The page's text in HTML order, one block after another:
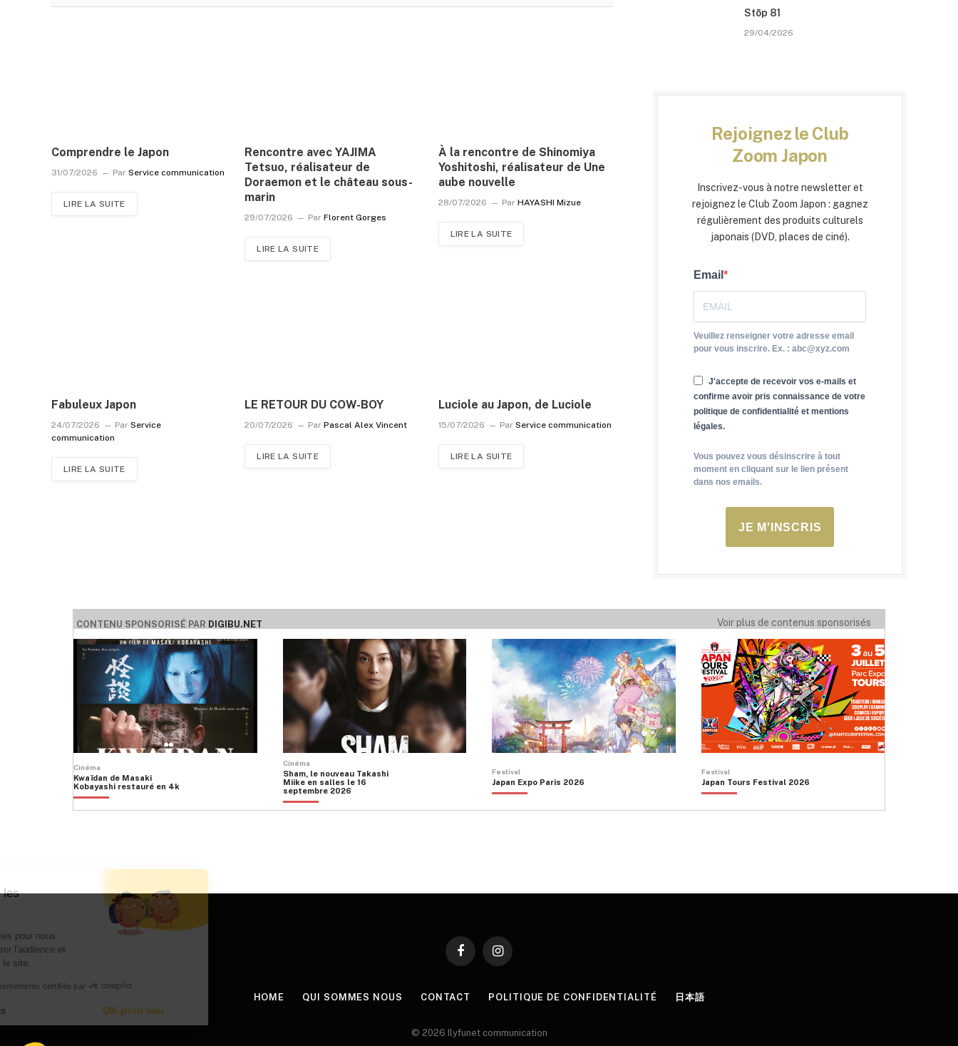
Comprendre le Japon
31/07/2026 Par Service communication
LIRE LA SUITE
Rencontre avec YAJIMA
Tetsuo, réalisateur de
Doraemon et le château sous-
marin
29/07/2026 Par Florent Gorges
LIRE LA SUITE
À la rencontre de Shinomiya
Yoshitoshi, réalisateur de Une
aube nouvelle
28/07/2026 Par HAYASHI Mizue
LIRE LA SUITE
Fabuleux Japon
24/07/2026 Par Service
communication
LIRE LA SUITE
LE RETOUR DU COW-BOY
20/07/2026 Par Pascal Alex Vincent
LIRE LA SUITE
Luciole au Japon, de Luciole
15/07/2026 Par Service communication
LIRE LA SUITE
Stōp 81
29/04/2026
Rejoignez le Club
Zoom Japon
Inscrivez-vous à notre newsletter et
rejoignez le Club Zoom Japon : gagnez
régulièrement des produits culturels
japonais (DVD, places de ciné).
Email
Veuillez renseigner votre adresse email
pour vous inscrire. Ex. : abc@xyz.com
J'accepte de recevoir vos e-mails et
confirme avoir pris connaissance de votre
politique de confidentialité et mentions
légales.
Vous pouvez vous désinscrire à tout
moment en cliquant sur le lien présent
dans nos emails.
JE M'INSCRIS
CONTENU SPONSORISÉ PAR DIGIBU.NET Voir plus de contenus sponsorisés
Cinéma
Kwaïdan de Masaki
Kobayashi restauré en 4k
Cinéma
Sham, le nouveau Takashi
Miike en salles le 16
septembre 2026
Festival
Japan Expo Paris 2026
Festival
Japan Tours Festival 2026
FacebookInstagram
HOME QUI SOMMES NOUS CONTACT POLITIQUE DE CONFIDENTIALITÉ 日本語
© 2026 Ilyfunet communication